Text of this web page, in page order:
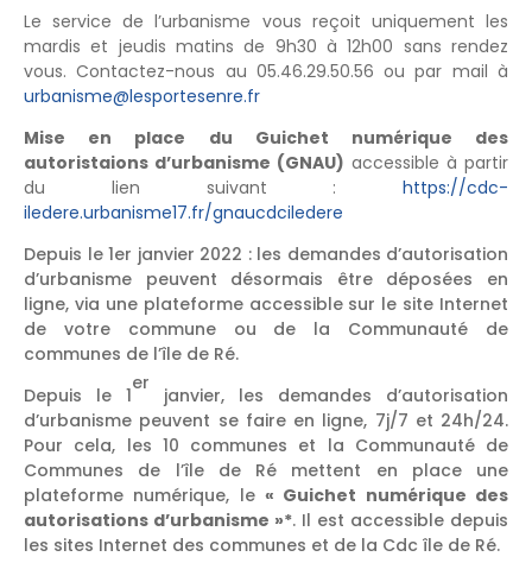
Le service de l’urbanisme vous reçoit uniquement les
mardis et jeudis matins de 9h30 à 12h00 sans rendez
vous. Contactez-nous au 05.46.29.50.56 ou par mail à
urbanisme@lesportesenre.fr
Mise en place du Guichet numérique des
autoristaions d’urbanisme (GNAU) accessible à partir
du lien suivant : https://cdc-
iledere.urbanisme17.fr/gnaucdciledere
Depuis le 1er janvier 2022 : les demandes d’autorisation
d’urbanisme peuvent désormais être déposées en
ligne, via une plateforme accessible sur le site Internet
de votre commune ou de la Communauté de
communes de l’île de Ré.
Depuis le 1
er
janvier, les demandes d’autorisation
d’urbanisme peuvent se faire en ligne, 7j/7 et 24h/24.
Pour cela, les 10 communes et la Communauté de
Communes de l’île de Ré mettent en place une
plateforme numérique, le « Guichet numérique des
autorisations d’urbanisme »*. Il est accessible depuis
les sites Internet des communes et de la Cdc île de Ré.